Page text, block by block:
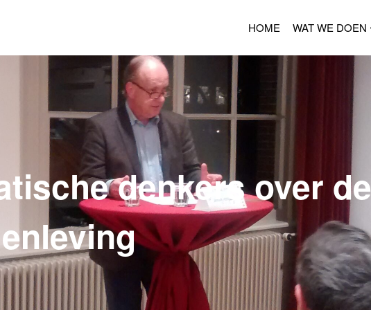
HOME WAT WE DOEN
denkers over de